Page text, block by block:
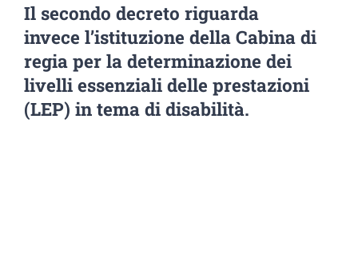
Il secondo decreto riguarda
invece l’istituzione della Cabina di
regia per la determinazione dei
livelli essenziali delle prestazioni
(LEP) in tema di disabilità.